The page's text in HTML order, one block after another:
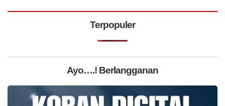
Terpopuler
Ayo….! Berlangganan